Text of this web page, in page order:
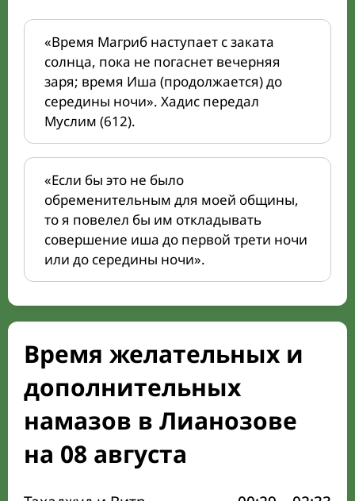
«Время Магриб наступает с заката
солнца, пока не погаснет вечерняя
заря; время Иша (продолжается) до
середины ночи». Хадис передал
Муслим (612).
«Если бы это не было
обременительным для моей общины,
то я повелел бы им откладывать
совершение иша до первой трети ночи
или до середины ночи».
Время желательных и
дополнительных
намазов в Лианозове
на 08 августа